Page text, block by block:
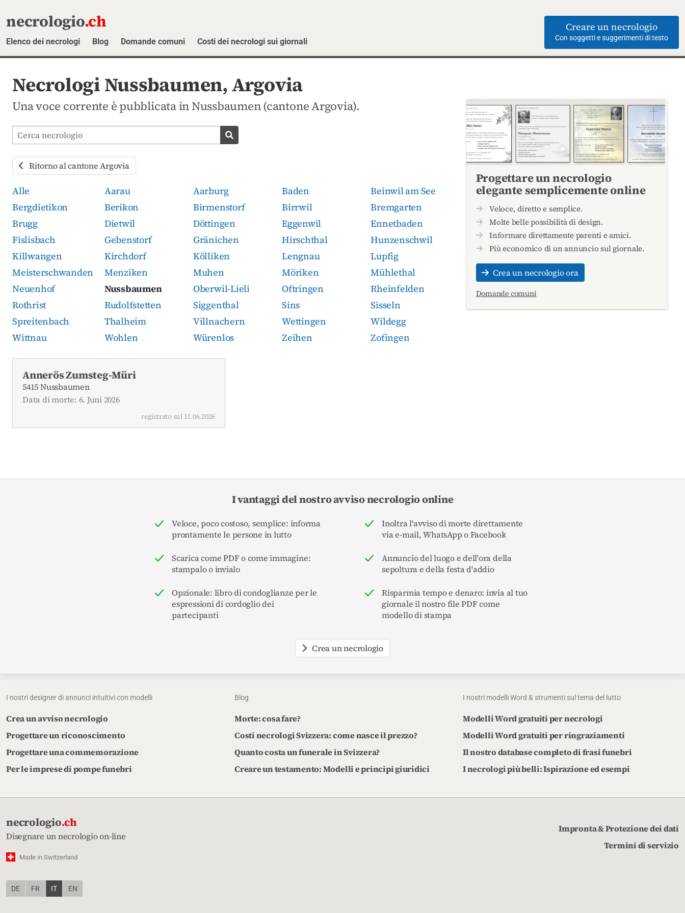
necrologio.ch
Elenco dei necrologi Blog Domande comuni Costi dei necrologi sui giornali
Creare un necrologio
Con soggetti e suggerimenti di testo
Necrologi Nussbaumen, Argovia
Una voce corrente è pubblicata in Nussbaumen (cantone Argovia).
Cerca avvisi mortuari
Cerca necrologio
Ritorno al cantone Argovia
Alle Aarau Aarburg Baden
Beinwil am See
Bergdietikon
Berikon Birmenstorf Birrwil
Bremgarten
Brugg
Dietwil Döttingen Eggenwil
Ennetbaden
Fislisbach
Gebenstorf Gränichen Hirschthal
Hunzenschwil
Killwangen
Kirchdorf Kölliken Lengnau
Lupfig
Meisterschwanden
Menziken Muhen Möriken
Mühlethal
Neuenhof
Nussbaumen Oberwil-Lieli Oftringen
Rheinfelden
Rothrist
Rudolfstetten Siggenthal Sins
Sisseln
Spreitenbach
Thalheim Villnachern Wettingen
Wildegg
Wittnau
Wohlen Würenlos Zeihen Zofingen
Annerös Zumsteg-Müri
5415 Nussbaumen
Data di morte: 6. Juni 2026
registrato sul 11.06.2026
Progettare un necrologio
elegante semplicemente online
Veloce, diretto e semplice.
Molte belle possibilità di design.
Informare direttamente parenti e amici.
Più economico di un annuncio sul giornale.
Crea un necrologio ora
Domande comuni
I vantaggi del nostro avviso necrologio online
Veloce, poco costoso, semplice: informa
prontamente le persone in lutto
Inoltra l'avviso di morte direttamente
via e-mail, WhatsApp o Facebook
Scarica come PDF o come immagine:
stampalo o invialo
Annuncio del luogo e dell'ora della
sepoltura e della festa d'addio
Opzionale: libro di condoglianze per le
espressioni di cordoglio dei
partecipanti
Risparmia tempo e denaro: invia al tuo
giornale il nostro file PDF come
modello di stampa
Crea un necrologio
I nostri designer di annunci intuitivi con modelli
Crea un avviso necrologio
Progettare un riconoscimento
Progettare una commemorazione
Per le imprese di pompe funebri
Blog
Morte: cosa fare?
Costi necrologi Svizzera: come nasce il prezzo?
Quanto costa un funerale in Svizzera?
Creare un testamento: Modelli e principi giuridici
I nostri modelli Word & strumenti sul tema del lutto
Modelli Word gratuiti per necrologi
Modelli Word gratuiti per ringraziamenti
Il nostro database completo di frasi funebri
I necrologi più belli: Ispirazione ed esempi
necrologio.ch
Disegnare un necrologio on-line
Made in Switzerland
DE FR IT EN
Impronta & Protezione dei dati
Termini di servizio